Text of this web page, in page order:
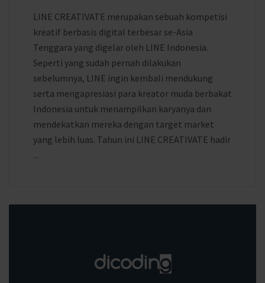
LINE CREATIVATE merupakan sebuah kompetisi
kreatif berbasis digital terbesar se-Asia
Tenggara yang digelar oleh LINE Indonesia.
Seperti yang sudah pernah dilakukan
sebelumnya, LINE ingin kembali mendukung
serta mengapresiasi para kreator muda berbakat
Indonesia untuk menampilkan karyanya dan
mendekatkan mereka dengan target market
yang lebih luas. Tahun ini LINE CREATIVATE hadir
...